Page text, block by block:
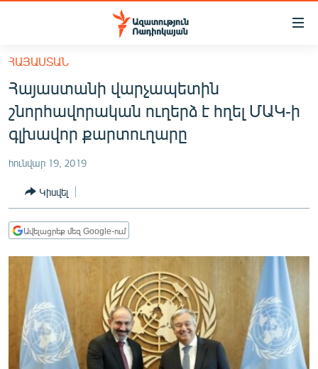
Մատչելիության
հիմնական
բովանդակությանը
Անցնել
հիմնական
մենյուին
ՀԱՅԱՍՏԱՆ
ՔԱՂԱՔԱԿԱՆ
ՀԱՍԱՐԱԿՈՒԹՅՈՒՆ
ՏՆՏԵՍՈՒԹՅՈՒՆ
ՂԱՐԱԲԱՂ
ՊԱՏԵՐԱԶՄԻ 6 ՇԱԲԱԹՆԵՐԸ
ՏԱՐԱԾԱՇՐՋԱՆ
ՄԻՋԱԶԳԱՅԻՆ
ՄՇԱԿՈՒՅԹ
ՀԱՅԱՍՏԱՆ
Հայաստանի վարչապետին
շնորհավորական ուղերձ է հղել ՄԱԿ-ի
գլխավոր քարտուղարը
հունվար 19, 2019
Կիսվել
Ավելացրեք մեզ Google-ում